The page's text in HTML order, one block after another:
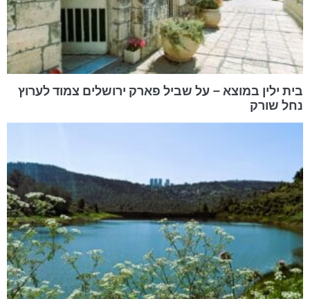
בית ילין במוצא – על שביל פארק ירושלים צמוד לערוץ
נחל שורק